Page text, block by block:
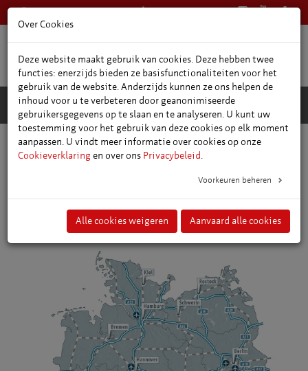
+49 361 66400
Locatie en heenreis
Reis met de auto
Over Cookies
Deze website maakt gebruik van cookies. Deze hebben twee
functies: enerzijds bieden ze basisfunctionaliteiten voor het
gebruik van de website. Anderzijds kunnen ze ons helpen de
inhoud voor u te verbeteren door geanonimiseerde
gebruikersgegevens op te slaan en te analyseren. U kunt uw
toestemming voor het gebruik van deze cookies op elk moment
aanpassen. U vindt meer informatie over cookies op onze
Cookieverklaring en over ons Privacybeleid.
Voorkeuren beheren
Alle cookies weigeren Aanvaard alle cookies